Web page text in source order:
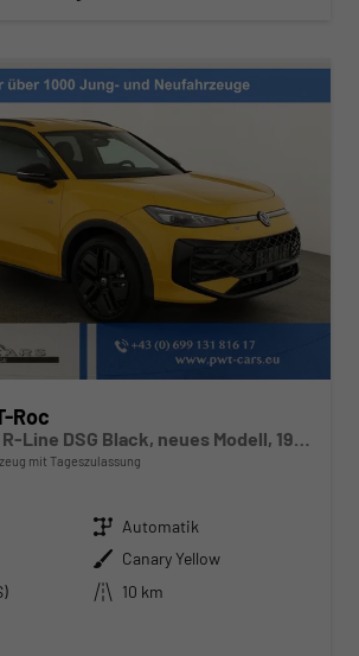
Roc
1.5 eTSI 110 kW R-Line DSG Black, neues Modell, 19-Zoll, Winter, sofort
mit Tageszulassung
Getriebe Automatik
Außenfarbe Canary Yellow
Kilometerstand
10 km